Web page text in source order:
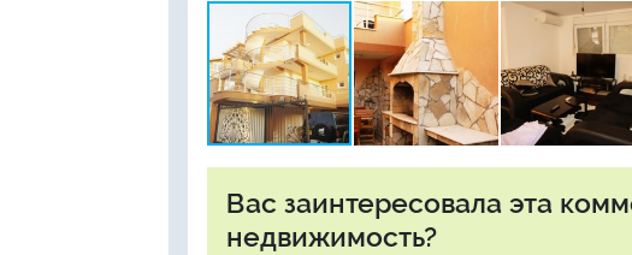
Вас заинтересовала эта
недвижимость?